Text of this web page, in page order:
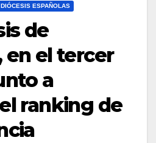
DIÓCESIS ESPAÑOLAS
de
en el tercer
a
ranking de